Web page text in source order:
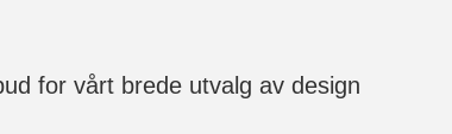
for vårt brede utvalg av design